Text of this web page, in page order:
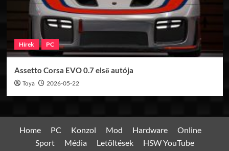
Hírek PC
Assetto Corsa EVO 0.7 első autója
Toya 2026-05-22
Home PC Konzol Mod Hardware
Online
Sport
Média Letöltések HSW YouTube